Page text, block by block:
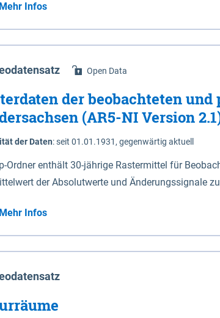
Mehr Infos
Open Data
der beobachteten
(AR5-NI Version
der Daten:seit 01.01.1931, gegenwärtig aktuell
Ordner enthält 30-jährige Rastermittel für
der Absolutwerte und Änderungssignale
(Jun. - Aug.) - au: Herbst (Sep. - Nov.) - wi: Winter (Dez. - Feb.) - hyr:
Jahr (Nov. - Okt.) - hsu: Hydrologisches
- vd: Vegetationsruhe (Okt. - Mär.) Neben den Rasterdaten ist eine
zu den Dateinamen und für eine
code gegeben.
Mehr Infos